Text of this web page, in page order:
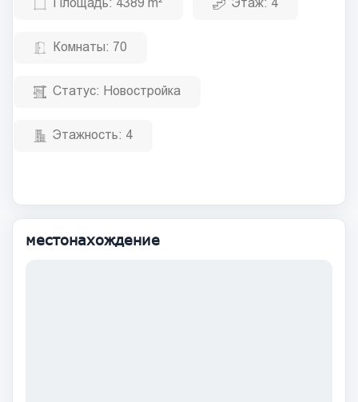
Комнаты: 70
Статус: Новостройка
Этажность: 4
местонахождение